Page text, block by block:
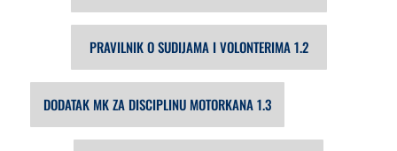
PRAVILNIK O SUDIJAMA I VOLONTERIMA 1.2
DODATAK MK ZA DISCIPLINU MOTORKANA 1.3